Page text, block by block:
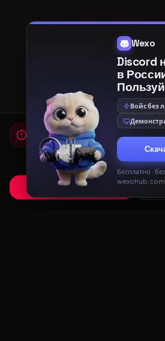
Мы используем cookies
Для работы сайта и показа
cookies. Продолжая использовать
Политикой конфиденциальности
соглашением.
Принять
Wexo
Discord
в
Войс без
Бесплатно ·
wexohub.com